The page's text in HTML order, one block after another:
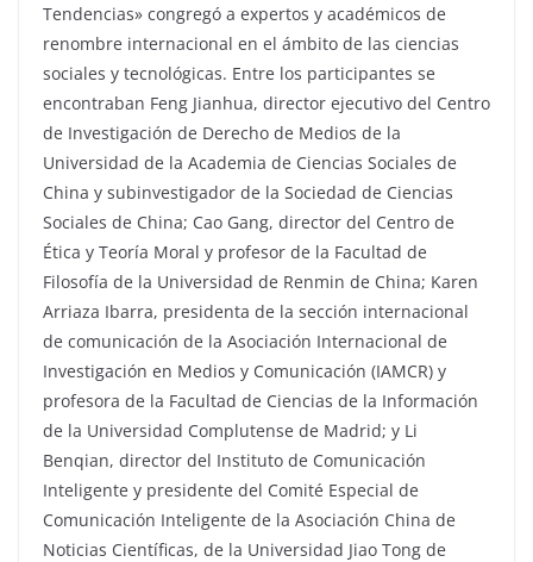
Tendencias» congregó a expertos y académicos de
renombre internacional en el ámbito de las ciencias
sociales y tecnológicas. Entre los participantes se
encontraban Feng Jianhua, director ejecutivo del Centro
de Investigación de Derecho de Medios de la
Universidad de la Academia de Ciencias Sociales de
China y subinvestigador de la Sociedad de Ciencias
Sociales de China; Cao Gang, director del Centro de
Ética y Teoría Moral y profesor de la Facultad de
Filosofía de la Universidad de Renmin de China; Karen
Arriaza Ibarra, presidenta de la sección internacional
de comunicación de la Asociación Internacional de
Investigación en Medios y Comunicación (IAMCR) y
profesora de la Facultad de Ciencias de la Información
de la Universidad Complutense de Madrid; y Li
Benqian, director del Instituto de Comunicación
Inteligente y presidente del Comité Especial de
Comunicación Inteligente de la Asociación China de
Noticias Científicas, de la Universidad Jiao Tong de